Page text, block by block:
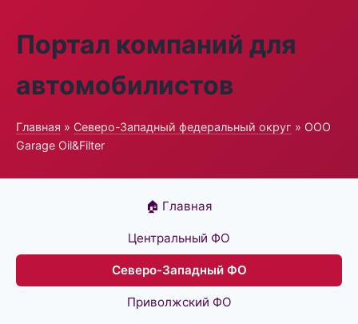
Портал компаний для
автомобилистов
Главная » Северо-Западный федеральный округ » ООО
Garage Oil&Filter
🏠 Главная
Центральный ФО
Северо-Западный ФО
Приволжский ФО